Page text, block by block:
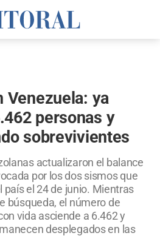
Venezuela: ya
personas y
sobrevivientes
actualizaron el balance
por los dos sismos que
país el 24 de junio. Mientras
búsqueda, el número de
vida asciende a 6.462 y
desplegados en las